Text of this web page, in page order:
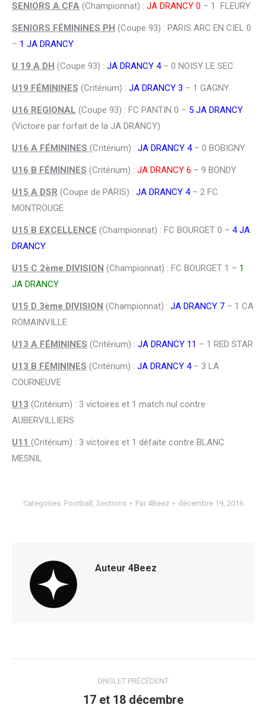
SENIORS A CFA (Championnat) : JA DRANCY 0 – 1 FLEURY
SENIORS FÉMININES PH (Coupe 93) : PARIS ARC EN CIEL 0
– 1 JA DRANCY
U 19 A DH (Coupe 93) : JA DRANCY 4– 0 NOISY LE SEC
U19 FÉMININES (Critérium) : JA DRANCY 3 – 1 GAGNY
U16 REGIONAL (Coupe 93) : FC PANTIN 0 – 5 JA DRANCY
(Victoire par forfait de la JA DRANCY)
U16 A FÉMININES (Critérium) : JA DRANCY 4– 0 BOBIGNY
U16 B FÉMININES (Critérium) : JA DRANCY 6 – 9 BONDY
U15 A DSR (Coupe de PARIS) : JA DRANCY 4– 2 FC
MONTROUGE
U15 B EXCELLENCE (Championnat) : FC BOURGET 0 – 4 JA
DRANCY
U15 C 2ème DIVISION (Championnat) : FC BOURGET 1 – 1
JA DRANCY
U15 D 3ème DIVISION (Championnat) : JA DRANCY 7 – 1 CA
ROMAINVILLE
U13 A FÉMININES (Critérium) : JA DRANCY 11 – 1 RED STAR
U13 B FÉMININES (Critérium) : JA DRANCY 4– 3 LA
COURNEUVE
U13 (Critérium) : 3 victoires et 1 match nul contre
AUBERVILLIERS
U11 (Critérium) : 3 victoires et 1 défaite contre BLANC
MESNIL
Categories: Football , Sections Par 4Beez décembre 19, 2016
Auteur 4Beez
ONGLET PRÉCÉDENT
Onglet
17 et 18 décembre